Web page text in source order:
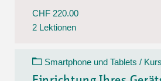
CHF 220.00
2 Lektionen
Smartphone und Tablets / Kurs